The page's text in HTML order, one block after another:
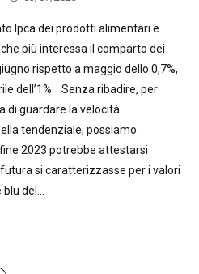
Ipca dei prodotti alimentari e
più interessa il comparto dei
rispetto a maggio dello 0,7%,
dell’1%. Senza ribadire, per
di guardare la velocità
tendenziale, possiamo
2023 potrebbe attestarsi
si caratterizzasse per i valori
del...